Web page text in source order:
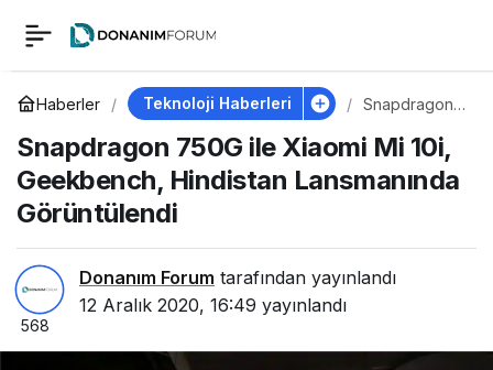
Haberler Teknoloji Haberleri
Snapdragon
Xiaomi Mi 10i,
Geekbench,
Hindistan
Snapdragon 750G ile Xiaomi Mi 10i,
Geekbench, Hindistan Lansmanında
Görüntülendi
Donanım Forum tarafından yayınlandı
12 Aralık 2020, 16:49 yayınlandı
568
Snapdragon 750G ile
Xiaomi Mi 10i,
Geekbench,
Hindistan
Lansmanında
Görüntülendi